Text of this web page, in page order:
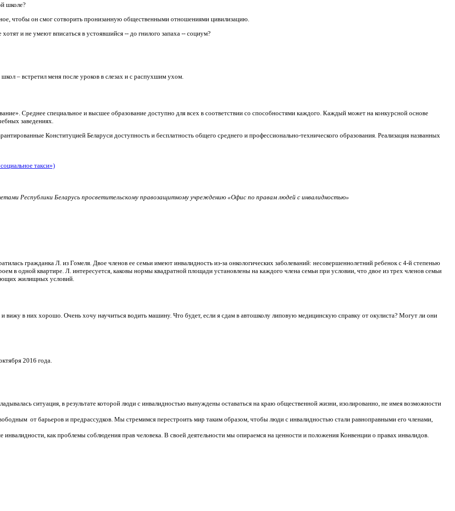
школе?
чтобы он смог сотворить пронизанную общественными отношениями цивилизацию.
и не умеют вписаться в устоявшийся -- до гнилого запаха -- социум?
– встретил меня после уроков в слезах и с распухшим ухом.
Среднее специальное и высшее образование доступно для всех в соответствии со способностями каждого. Каждый может на конкурсной основе
заведениях.
Конституцией Беларуси доступность и бесплатность общего среднего и профессионально-технического образования. Реализация названных
такси»)
Республики Беларусь просветительскому правозащитному учреждению «Офис по правам людей с инвалидностью»
гражданка Л. из Гомеля. Двое членов ее семьи имеют инвалидность из-за онкологических заболеваний: несовершеннолетний ребенок с 4-й степенью
в одной квартире. Л. интересуется, каковы нормы квадратной площади установлены на каждого члена семьи при условии, что двое из трех членов семьи
жилищных условий.
вижу в них хорошо. Очень хочу научиться водить машину. Что будет, если я сдам в автошколу липовую медицинскую справку от окулиста? Могут ли они
2016 года.
ситуация, в результате которой люди с инвалидностью вынуждены оставаться на краю общественной жизни, изолированно, не имея возможности
от барьеров и предрассудков. Мы стремимся перестроить мир таким образом, чтобы люди с инвалидностью стали равноправными его членами,
как проблемы соблюдения прав человека. В своей деятельности мы опираемся на ценности и положения Конвенции о правах инвалидов.